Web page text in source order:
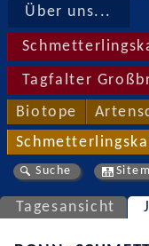
Über uns...
Tagfalter
Biotope
Suche
Tagesansicht